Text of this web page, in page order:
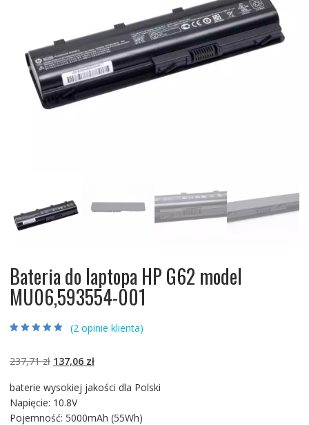
Bateria do laptopa HP G62 model
MU06,593554-001
ocen klientów
(2opinie klienta)
237,71zł Pierwotna
wynosiła:
237,71 zł.
137,06 złAktualna
wynosi:
baterie wysokiej jakości dla Polski
Napięcie: 10.8V
Pojemność: 5000mAh (55Wh)